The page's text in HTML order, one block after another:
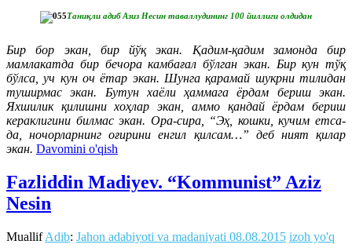
Таниқли адиб Азиз Несин таваллудининг 100 йиллиги олдидан
Бир бор экан, бир йўқ экан. Қадим-қадим замонда бир
мамлакатда бир бечора камбағал бўлган экан. Бир кун тўқ
бўлса, уч кун оч ётар экан. Шунга қарамай шукрни тилидан
туширмас экан. Бутун хаёли ҳаммага ёрдам бериш экан.
Яхшилик қилишни хоҳлар экан, аммо қандай ёрдам бериш
кераклигини билмас экан. Ора-сира, “Эҳ, кошки, кучим етса-
да, ночорларнинг оғирини енгил қилсам…” деб ният қилар
экан. Davomini o'qish
Fazliddin Madiyev. “Kommunist” Aziz
Nesin
MuallifAdib: Jahon adabiyoti va madaniyati 08.08.2015 izoh yo'q